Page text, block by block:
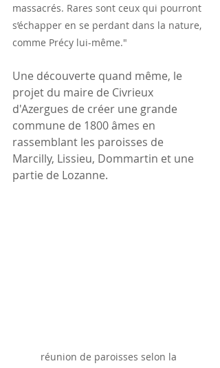
massacrés. Rares sont ceux qui pourront
s’échapper en se perdant dans la nature,
comme Précy lui-même."
Une découverte quand même, le
projet du maire de Civrieux
d'Azergues de créer une grande
commune de 1800 âmes en
rassemblant les paroisses de
Marcilly, Lissieu, Dommartin et une
partie de Lozanne.
réunion de paroisses selon la